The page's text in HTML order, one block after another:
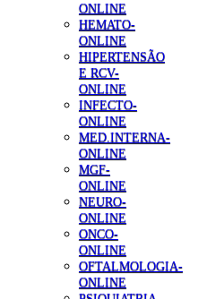
ONLINE
HEMATO-
ONLINE
HIPERTENSÃO
E RCV-
ONLINE
INFECTO-
ONLINE
MED.INTERNA-
ONLINE
MGF-
ONLINE
NEURO-
ONLINE
ONCO-
ONLINE
OFTALMOLOGIA-
ONLINE